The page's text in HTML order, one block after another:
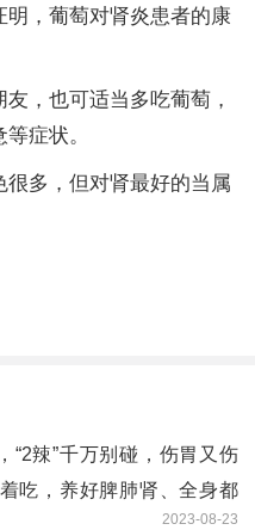
明，葡萄对肾炎患者的康
，也可适当多吃葡萄，
症状。
多，但对肾最好的当属
“2辣”千万别碰，伤胃又伤
着吃，养好脾肺肾、全身都
2023-08-23